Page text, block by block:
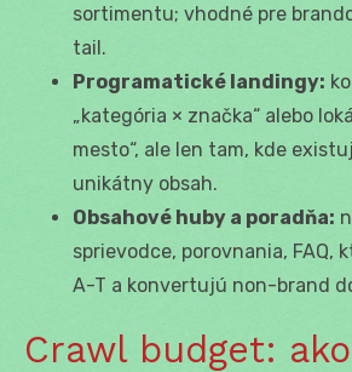
sortimentu; vhodné pre
tail.
Programatické landingy:
„kategória × značka“ alebo
mesto“, ale len tam, kde
unikátny obsah.
Obsahové huby a poradňa:
sprievodce, porovnania, FAQ,
A-T a konvertujú non-brand
Crawl budget: